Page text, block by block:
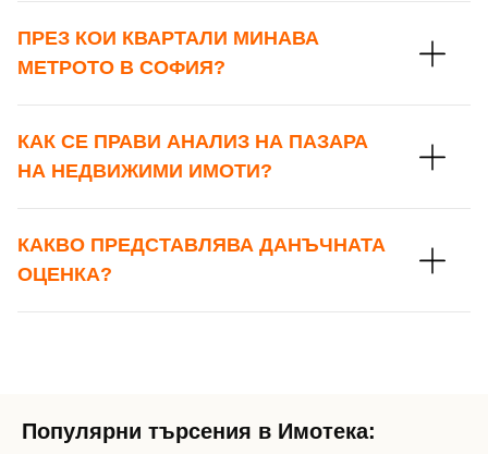
ПРЕЗ КОИ КВАРТАЛИ МИНАВА
МЕТРОТО В СОФИЯ?
КАК СЕ ПРАВИ АНАЛИЗ НА ПАЗАРА
НА НЕДВИЖИМИ ИМОТИ?
КАКВО ПРЕДСТАВЛЯВА ДАНЪЧНАТА
ОЦЕНКА?
Популярни търсения в Имотека: